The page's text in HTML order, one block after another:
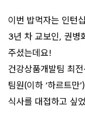
이번 밥먹자는 인턴
3년 차 교보인, 권병
주셨는데요!
건강상품개발팀 최
팀원(이하 ‘하르트만
식사를 대접하고 싶